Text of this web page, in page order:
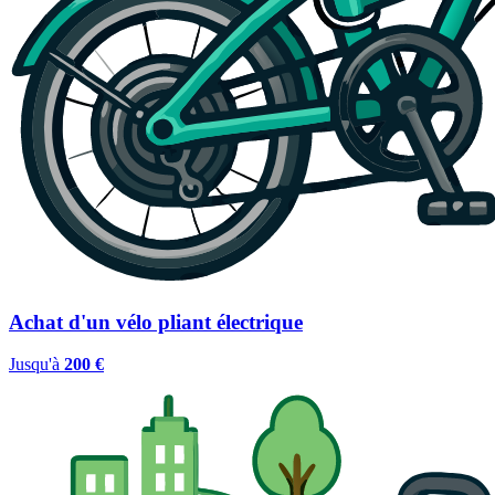
Achat d'un vélo pliant électrique
Jusqu'à 200 €